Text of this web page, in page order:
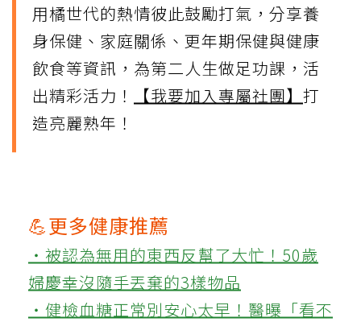
用橘世代的熱情彼此鼓勵打氣，分享養
身保健、家庭關係、更年期保健與健康
飲食等資訊，為第二人生做足功課，活
出精彩活力！
【我要加入專屬社團】 打
造亮麗熟年！
💪更多健康推薦
‧被認為無用的東西反幫了大忙！50歲
婦慶幸沒隨手丟棄的3樣物品
‧健檢血糖正常別安心太早！醫曝「看不